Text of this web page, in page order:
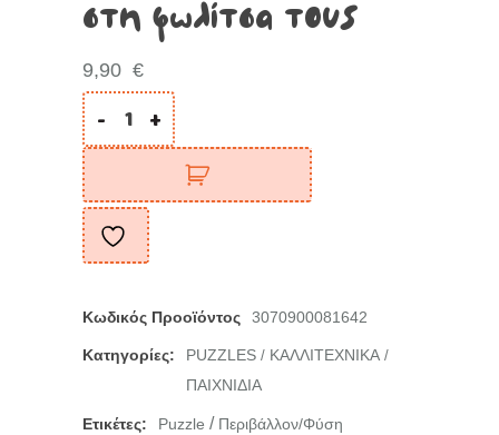
στη φωλίτσα τους
9,90 €
- +
Κωδικός Προοϊόντος 3070900081642
Κατηγορίες: PUZZLES / ΚΑΛΛΙΤΕΧΝΙΚΑ /
ΠΑΙΧΝΙΔΙΑ
Ετικέτες: Puzzle / Περιβάλλον/Φύση